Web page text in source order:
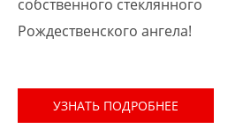
собственного стеклянного
Рождественского ангела!
УЗНАТЬ ПОДРОБНЕЕ